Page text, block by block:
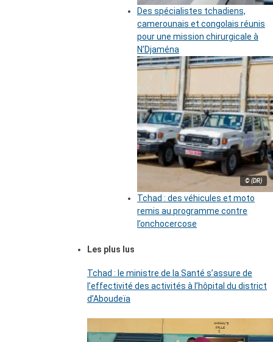
Des spécialistes tchadiens,
camerounais et congolais réunis
pour une mission chirurgicale à
N’Djaména
© (DR)
Tchad : des véhicules et moto
remis au programme contre
l’onchocercose
Les plus lus
Tchad : le ministre de la Santé s’assure de
l’effectivité des activités à l’hôpital du district
d’Aboudeïa